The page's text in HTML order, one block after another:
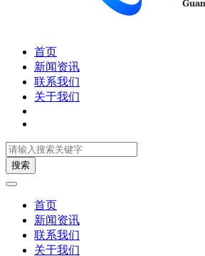
首页
新闻资讯
联系我们
关于我们
搜索
首页
新闻资讯
联系我们
关于我们